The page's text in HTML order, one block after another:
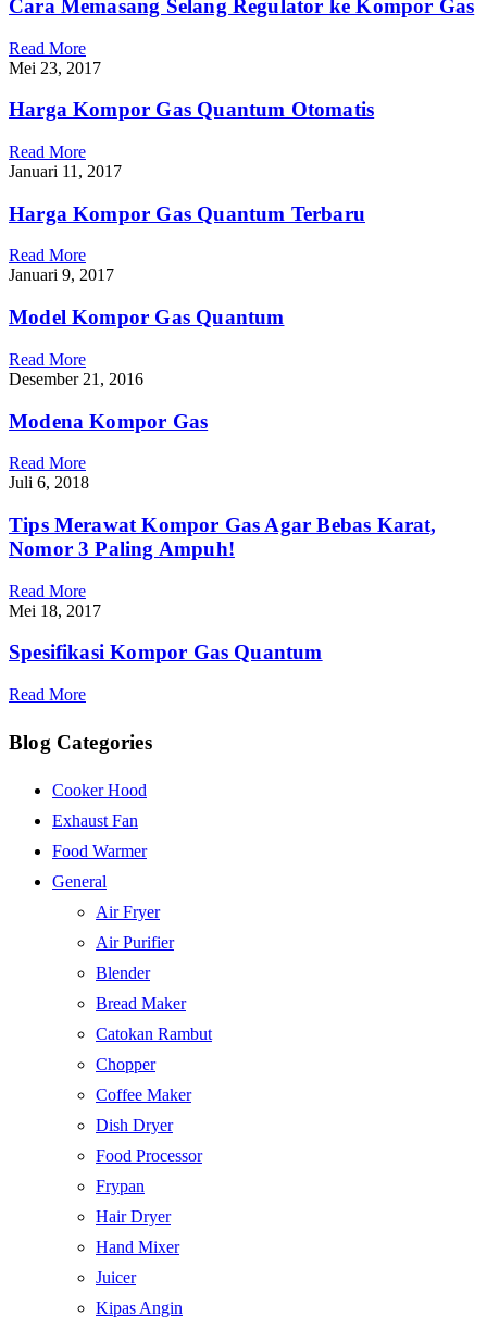
Cara Memasang Selang Regulator ke Kompor Gas
Read More
Mei 23, 2017
Harga Kompor Gas Quantum Otomatis
Read More
Januari 11, 2017
Harga Kompor Gas Quantum Terbaru
Read More
Januari 9, 2017
Model Kompor Gas Quantum
Read More
Desember 21, 2016
Modena Kompor Gas
Read More
Juli 6, 2018
Tips Merawat Kompor Gas Agar Bebas Karat,
Nomor 3 Paling Ampuh!
Read More
Mei 18, 2017
Spesifikasi Kompor Gas Quantum
Read More
Blog Categories
Cooker Hood
Exhaust Fan
Food Warmer
General
Air Fryer
Air Purifier
Blender
Bread Maker
Catokan Rambut
Chopper
Coffee Maker
Dish Dryer
Food Processor
Frypan
Hair Dryer
Hand Mixer
Juicer
Kipas Angin